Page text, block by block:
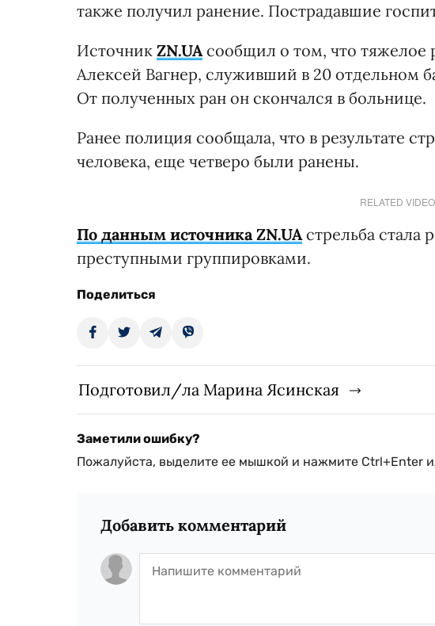
также получил ранение. Пострадавшие
Источник ZN.UAсообщил о том, что тяжелое
Алексей Вагнер, служивший в 20 отдельном
От полученных ран он скончался в больнице.
Ранее полиция сообщала, что в результате
человека, еще четверо были ранены.
RELATED VIDEO
По данным источника ZN.UAстрельба стала
преступными группировками.
Поделиться
Подготовил/ла Марина Ясинская
Заметили ошибку?
Пожалуйста, выделите ее мышкой и нажмите Ctrl+Enter
Добавить комментарий